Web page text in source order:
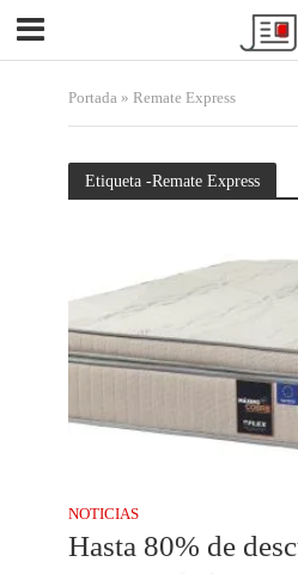
Portada» Remate Express
Etiqueta -Remate Express
NOTICIAS
Hasta 80% de